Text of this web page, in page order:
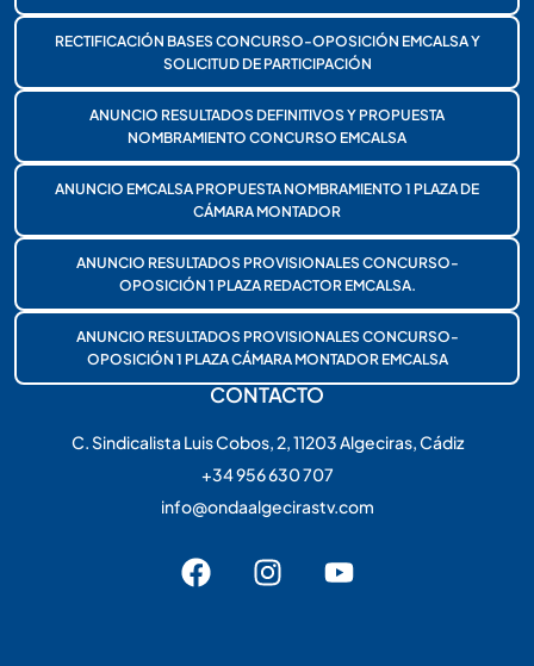
RECTIFICACIÓN BASES CONCURSO-OPOSICIÓN EMCALSA Y
SOLICITUD DE PARTICIPACIÓN
ANUNCIO RESULTADOS DEFINITIVOS Y PROPUESTA
NOMBRAMIENTO CONCURSO EMCALSA
ANUNCIO EMCALSA PROPUESTA NOMBRAMIENTO 1 PLAZA DE
CÁMARA MONTADOR
ANUNCIO RESULTADOS PROVISIONALES CONCURSO-
OPOSICIÓN 1 PLAZA REDACTOR EMCALSA.
ANUNCIO RESULTADOS PROVISIONALES CONCURSO-
OPOSICIÓN 1 PLAZA CÁMARA MONTADOR EMCALSA
CONTACTO
C. Sindicalista Luis Cobos, 2, 11203 Algeciras, Cádiz
+34 956 630 707
info@ondaalgecirastv.com